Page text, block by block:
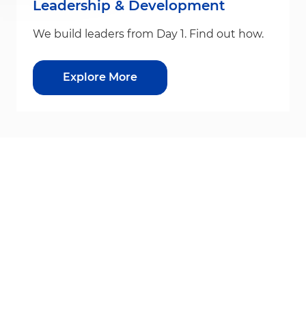
Leadership & Development
We build leaders from Day 1. Find out how.
Explore More